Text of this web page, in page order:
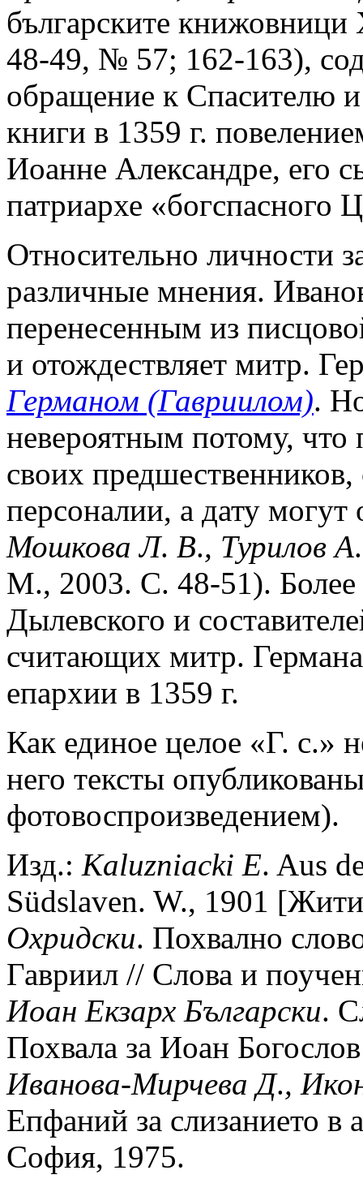
българските
48-49, № 57; 162-163),
обращение к Спасителю
книги в 1359 г.
Иоанне Александре,
патриархе «богспасного
Относительно личности
различные мнения.
перенесенным из
и отождествляет митр.
Германом (Гавриилом).
невероятным потому, что
своих
персоналии, а дату
Мошкова Л. В., Турилов А
М., 2003. С. 48-51). Более
Дылевского и
считающих митр. Германа
епархии в 1359 г.
Как единое целое «Г. с.»
него тексты
фотовоспроизведением).
Изд.: Kaluzniacki E. Aus
Südslaven. W., 1901
Охридски. Похвално
Гавриил // Слова и
Иоан Екзарх Български.
Похвала за Иоан
Иванова-Мирчева Д.,
Епфаний за слизанието в
София, 1975.